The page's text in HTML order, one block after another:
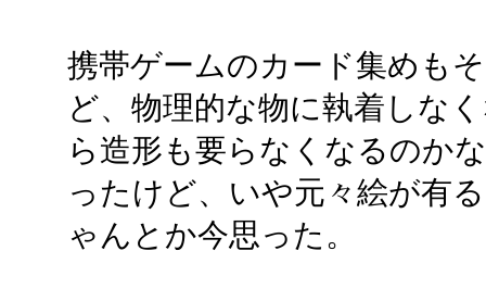
携帯ゲームのカード集めも
ど、物理的な物に執着しな
ら造形も要らなくなるのか
ったけど、いや元々絵が有
ゃんとか今思った。